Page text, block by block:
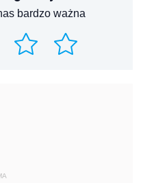
bardzo ważna